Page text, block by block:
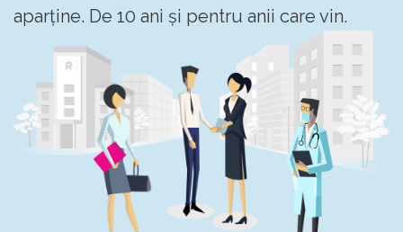
aparține. De 10 ani și pentru anii care vin.